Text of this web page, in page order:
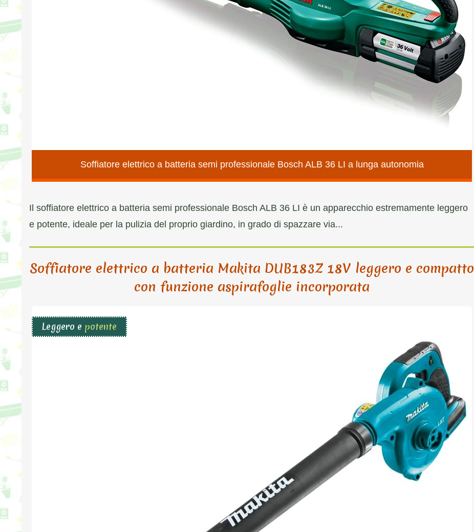
Soffiatore elettrico a batteria semi professionale Bosch ALB 36 LI a lunga autonomia
Il soffiatore elettrico a batteria semi professionale Bosch ALB 36 LI è un apparecchio estremamente leggero
e potente, ideale per la pulizia del proprio giardino, in grado di spazzare via...
Soffiatore elettrico a batteria Makita DUB183Z 18V leggero e compatto
con funzione aspirafoglie incorporata
Leggero e potente